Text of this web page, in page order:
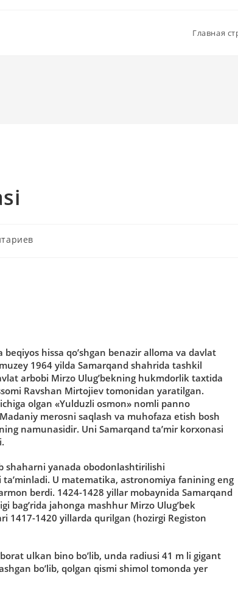
Главная
hissa qo’shgan benazir alloma va davlat
1964 yilda Samarqand shahrida tashkil
arbobi Mirzo Ulug’bekning hukmdorlik taxtida
Ravshan Mirtojiev tomonidan yaratilgan.
olgan «Yulduzli osmon» nomli panno
merosni saqlash va muhofaza etish bosh
namunasidir. Uni Samarqand ta’mir korxonasi
shaharni yanada obodonlashtirilishi
U matematika, astronomiya fanining eng
berdi. 1424-1428 yillar mobaynida Samarqand
bag’rida jahonga mashhur Mirzo Ulug’bek
1417-1420 yillarda qurilgan (hozirgi Registon
ulkan bino bo’lib, unda radiusi 41 m li gigant
bo’lib, qolgan qismi shimol tomonda yer